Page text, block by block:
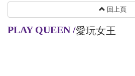
回上頁
PLAY QUEEN/愛玩女王